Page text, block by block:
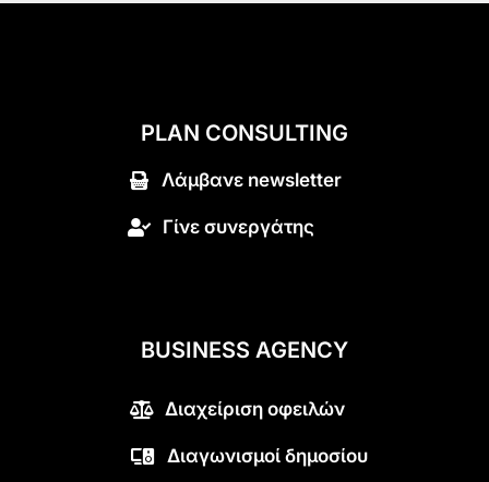
PLAN CONSULTING
Λάμβανε newsletter
Γίνε συνεργάτης
BUSINESS AGENCY
Διαχείριση οφειλών
Διαγωνισμοί δημοσίου